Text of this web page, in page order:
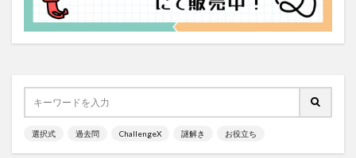
選択式 過去問 ChallengeX 謎解き お役立ち